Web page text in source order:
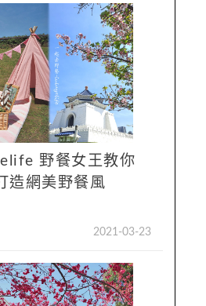
野餐女王教你
造網美野餐風
2021-03-23